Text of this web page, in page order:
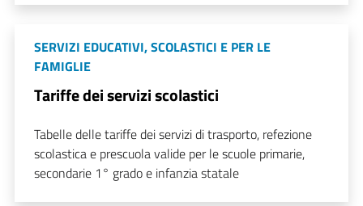
SERVIZI EDUCATIVI, SCOLASTICI E PER LE
FAMIGLIE
Tariffe dei servizi scolastici
Tabelle delle tariffe dei servizi di trasporto, refezione
scolastica e prescuola valide per le scuole primarie,
secondarie 1° grado e infanzia statale